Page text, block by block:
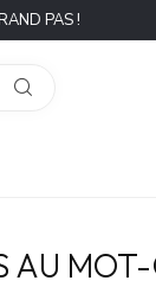
PAS !
AU MOT-